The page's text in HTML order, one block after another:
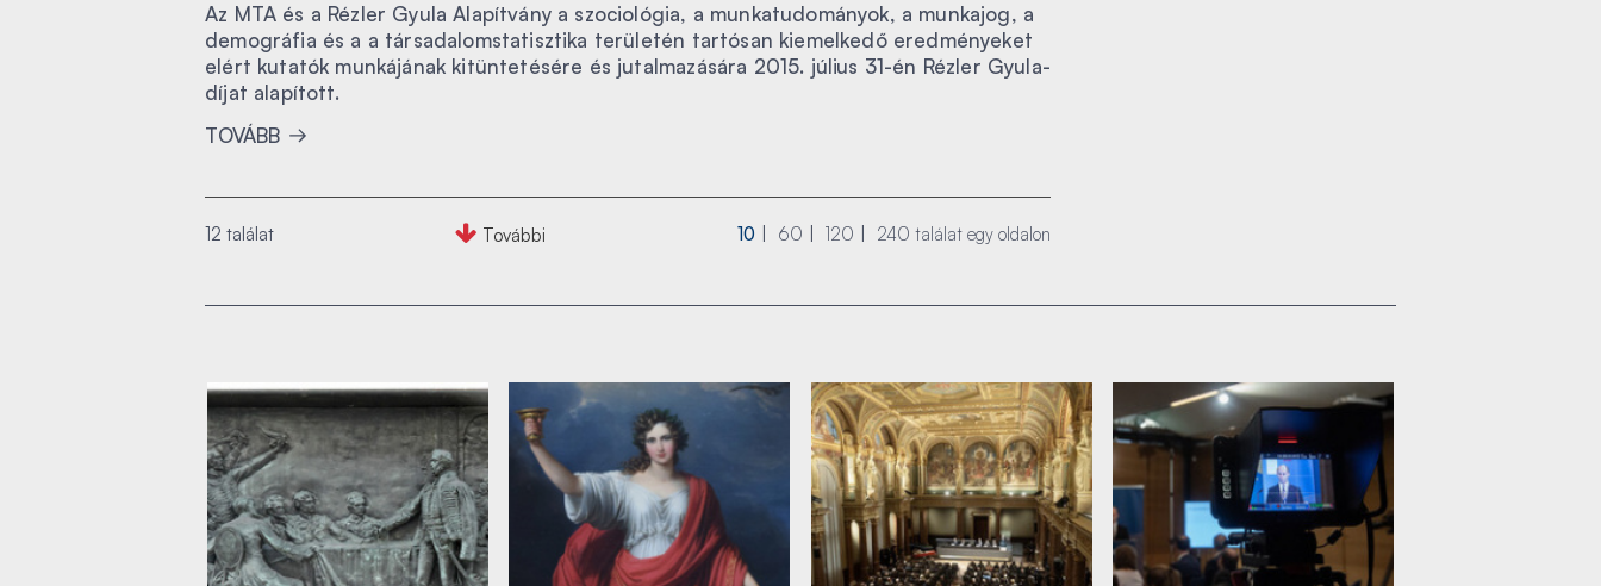
Az MTA és a Rézler Gyula Alapítvány a szociológia, a munkatudományok, a munkajog, a
demográfia és a a társadalomstatisztika területén tartósan kiemelkedő eredményeket
elért kutatók munkájának kitüntetésére és jutalmazására 2015. július 31-én Rézler Gyula-
díjat alapított.
TOVÁBB
12 találat További 240 találat egy oldalon
120
60
10